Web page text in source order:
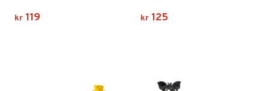
kr 119 kr 125